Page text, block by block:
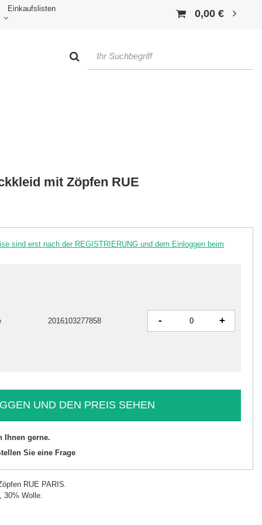
Einkaufslisten 0,00 €
mit Zöpfen RUE
sind erst nach der REGISTRIERUNG und dem Einloggen beim
2016103277858 - +
UND DEN PREIS SEHEN
Ihnen gerne.
Sie eine Frage
RUE PARIS.
Wolle.